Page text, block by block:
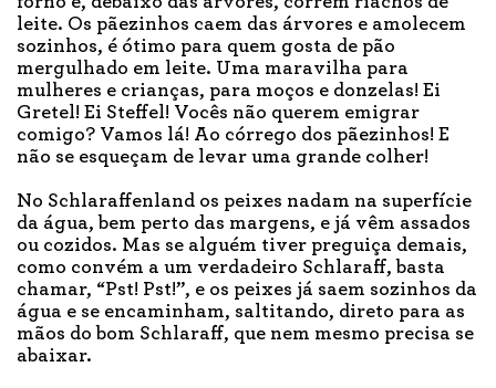
leite. Os pãezinhos caem das árvores e amolecem
sozinhos, é ótimo para quem gosta de pão
mergulhado em leite. Uma maravilha para
mulheres e crianças, para moços e donzelas! Ei
Gretel! Ei Steffel! Vocês não querem emigrar
comigo? Vamos lá! Ao córrego dos pãezinhos! E
não se esqueçam de levar uma grande colher!
No Schlaraffenland os peixes nadam na superfície
da água, bem perto das margens, e já vêm assados
ou cozidos. Mas se alguém tiver preguiça demais,
como convém a um verdadeiro Schlaraff, basta
chamar, “Pst! Pst!”, e os peixes já saem sozinhos da
água e se encaminham, saltitando, direto para as
mãos do bom Schlaraff, que nem mesmo precisa se
abaixar.